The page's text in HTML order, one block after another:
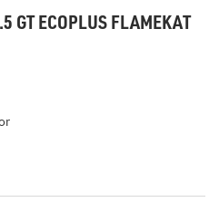
GT ECOPLUS FLAMEKAT